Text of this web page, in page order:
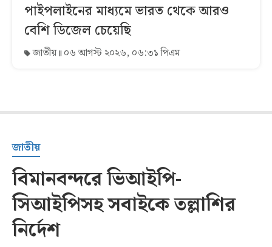
পাইপলাইনের মাধ্যমে ভারত থেকে আরও
বেশি ডিজেল চেয়েছি
জাতীয় ০৬ আগস্ট ২০২৬, ০৬:৩১ পিএম
জাতীয়
বিমানবন্দরে ভিআইপি-
সিআইপিসহ সবাইকে তল্লাশির
নির্দেশ